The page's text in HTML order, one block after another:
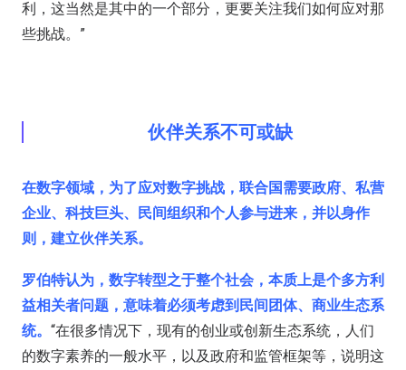
利，这当然是其中的一个部分，更要关注我们如何应对那
些挑战。”
伙伴关系不可或缺
在数字领域，为了应对数字挑战，联合国需要政府、私营
企业、科技巨头、民间组织和个人参与进来，并以身作
则，建立伙伴关系。
罗伯特认为，数字转型之于整个社会，本质上是个多方利
益相关者问题，意味着必须考虑到民间团体、商业生态系
统。 “在很多情况下，现有的创业或创新生态系统，人们
的数字素养的一般水平，以及政府和监管框架等，说明这